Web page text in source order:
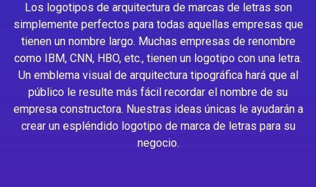
Los logotipos de arquitectura de marcas de letras son
simplemente perfectos para todas aquellas empresas que
tienen un nombre largo. Muchas empresas de renombre
como IBM, CNN, HBO, etc., tienen un logotipo con una letra.
Un emblema visual de arquitectura tipográfica hará que al
público le resulte más fácil recordar el nombre de su
empresa constructora. Nuestras ideas únicas le ayudarán a
crear un espléndido logotipo de marca de letras para su
negocio.